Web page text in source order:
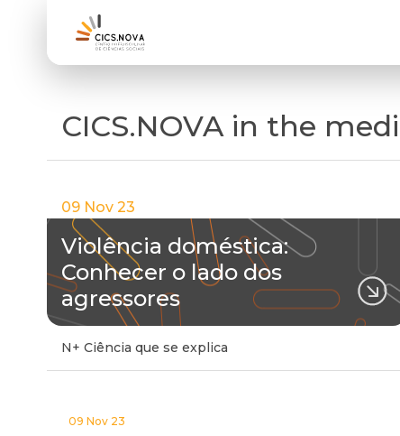
CICS.NOVA in the
09 Nov 23
Violência doméstica:
Conhecer o lado dos
agressores
N+ Ciência que se explica
09 Nov 23